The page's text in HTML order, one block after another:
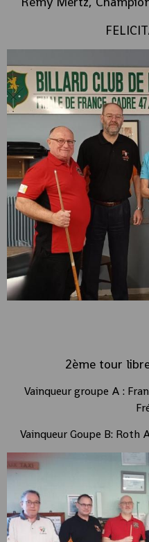
2ème tour
Vainqueur groupe A :
Vainqueur Goupe B: Roth